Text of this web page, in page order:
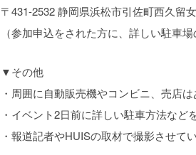
〒431-2532 静岡県浜松市引佐町西久留
（参加申込をされた方に、詳しい駐車
▼その他
・周囲に自動販売機やコンビニ、売店
・イベント2日前に詳しい駐車方法など
・報道記者やHUISの取材で撮影させて